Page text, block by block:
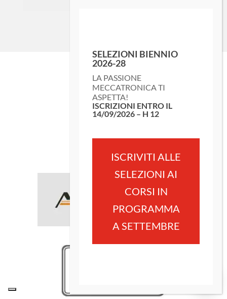
SELEZIONI BIENNIO
2026-28
LA PASSIONE
MECCATRONICA TI
ASPETTA!
ISCRIZIONI ENTRO IL
14/09/2026 – H 12
ISCRIVITI ALLE
SELEZIONI AI
CORSI IN
PROGRAMMA
A SETTEMBRE